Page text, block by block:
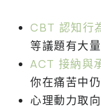
CBT 認知行
等議題有大
ACT 接納與
你在痛苦中
心理動力取